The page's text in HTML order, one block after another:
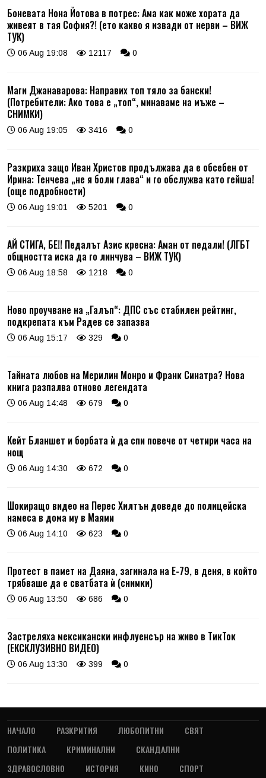
Боневата Нона Йотова в потрес: Ама как може хората да
живеят в тая София?! (ето какво я извади от нерви – ВИЖ
ТУК)
06 Aug 19:08 12117 0
Маги Джанаварова: Направих топ тяло за бански!
(Потребители: Ако това е „топ“, минаваме на мъже –
СНИМКИ)
06 Aug 19:05 3416 0
Разкриха защо Иван Христов продължава да е обсебен от
Ирина: Тенчева „не я боли глава“ и го обслужва като гейша!
(още подробности)
06 Aug 19:01 5201 0
АЙ СТИГА, БЕ!! Педалът Азис кресна: Аман от педали! (ЛГБТ
общността иска да го линчува – ВИЖ ТУК)
06 Aug 18:58 1218 0
Ново проучване на „Галъп“: ДПС със стабилен рейтинг,
подкрепата към Радев се запазва
06 Aug 15:17 329 0
Тайната любов на Мерилин Монро и Франк Синатра? Нова
книга разпалва отново легендата
06 Aug 14:48 679 0
Кейт Бланшет и борбата ѝ да спи повече от четири часа на
нощ
06 Aug 14:30 672 0
Шокиращо видео на Перес Хилтън доведе до полицейска
намеса в дома му в Маями
06 Aug 14:10 623 0
Протест в памет на Даяна, загинала на Е-79, в деня, в който
трябваше да е сватбата ѝ (снимки)
06 Aug 13:50 686 0
Застреляха мексикански инфлуенсър на живо в ТикТок
(ЕКСКЛУЗИВНО ВИДЕО)
06 Aug 13:30 399 0
НАЧАЛО РАЗКРИТИЯ ЛЮБОПИТНИ
СВЯТ
ПОЛИТИКА
КРИМИНАЛНИ
СКАНДАЛНИ
ЗДРАВОСЛОВНО
ИСТОРИЯ КИНО СПОРТ